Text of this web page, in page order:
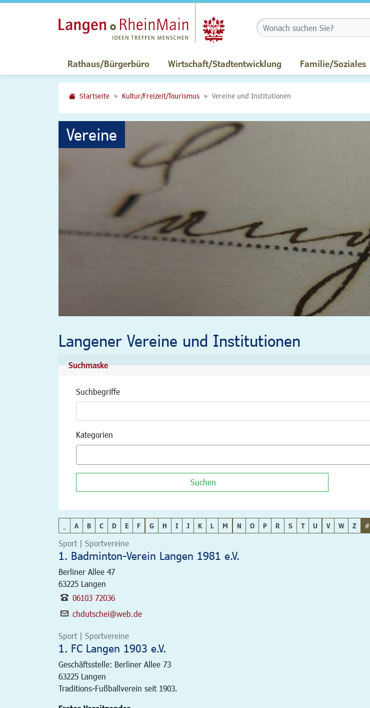
Rathaus/Bürgerbüro Wirtschaft/Stadtentwicklung Familie/Soziales
Startseite Kultur/Freizeit/Tourismus Vereine und Institutionen
Vereine
Langener Vereine und Institutionen
Suchmaske
Suchbegriffe
Kategorien
Suchen
A B C D E F G H I J K L M N O P R S T U V W Z #
Sport | Sportvereine
1. Badminton-Verein Langen 1981 e.V.
Berliner Allee 47
63225 Langen
06103 72036
chdutschei@web.de
Sport | Sportvereine
1. FC Langen 1903 e.V.
Geschäftsstelle: Berliner Allee 73
63225 Langen
Traditions-Fußballverein seit 1903.